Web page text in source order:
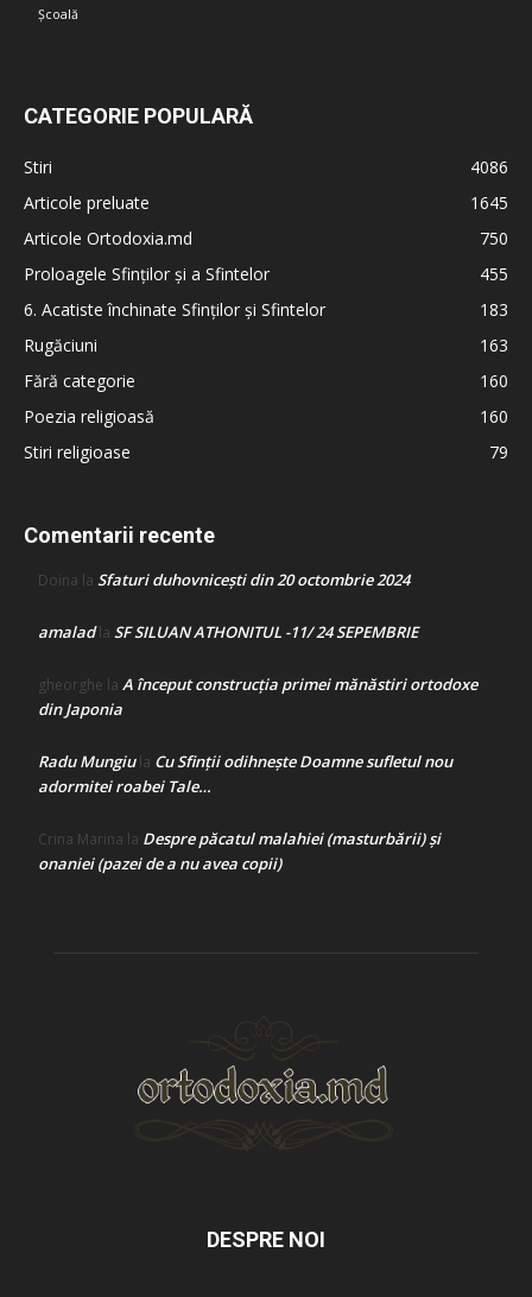
Școală
CATEGORIE POPULARĂ
Stiri
4086
Articole preluate
1645
Articole Ortodoxia.md
750
Proloagele Sfinților și a Sfintelor
455
6. Acatiste închinate Sfinților și Sfintelor
183
Rugăciuni
163
Fără categorie
160
Poezia religioasă
160
Stiri religioase
79
Comentarii recente
Doina la Sfaturi duhovnicești din 20 octombrie 2024
amaladla SF SILUAN ATHONITUL -11/ 24 SEPEMBRIE
gheorghe la A început construcţia primei mănăstiri ortodoxe
din Japonia
Radu Mungiula Cu Sfinții odihnește Doamne sufletul nou
adormitei roabei Tale…
Crina Marina la Despre păcatul malahiei (masturbării) şi
onaniei (pazei de a nu avea copii)
DESPRE NOI